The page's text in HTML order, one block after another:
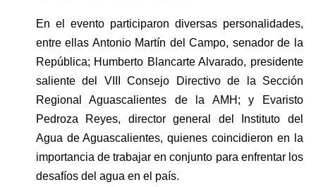
En el evento participaron diversas personalidades,
entre ellas Antonio Martín del Campo, senador de la
República; Humberto Blancarte Alvarado, presidente
saliente del VIII Consejo Directivo de la Sección
Regional Aguascalientes de la AMH; y Evaristo
Pedroza Reyes, director general del Instituto del
Agua de Aguascalientes, quienes coincidieron en la
importancia de trabajar en conjunto para enfrentar los
desafíos del agua en el país.